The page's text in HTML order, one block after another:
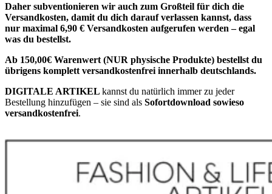
Daher subventionieren wir auch zum Großteil für dich die
Versandkosten, damit du dich darauf verlassen kannst, dass
nur maximal 6,90 € Versandkosten aufgerufen werden – egal
was du bestellst.
Ab 150,00€ Warenwert (NUR physische Produkte) bestellst du
übrigens komplett versandkostenfrei innerhalb deutschlands.
DIGITALE ARTIKEL kannst du natürlich immer zu jeder
Bestellung hinzufügen – sie sind als Sofortdownload sowieso
versandkostenfrei.